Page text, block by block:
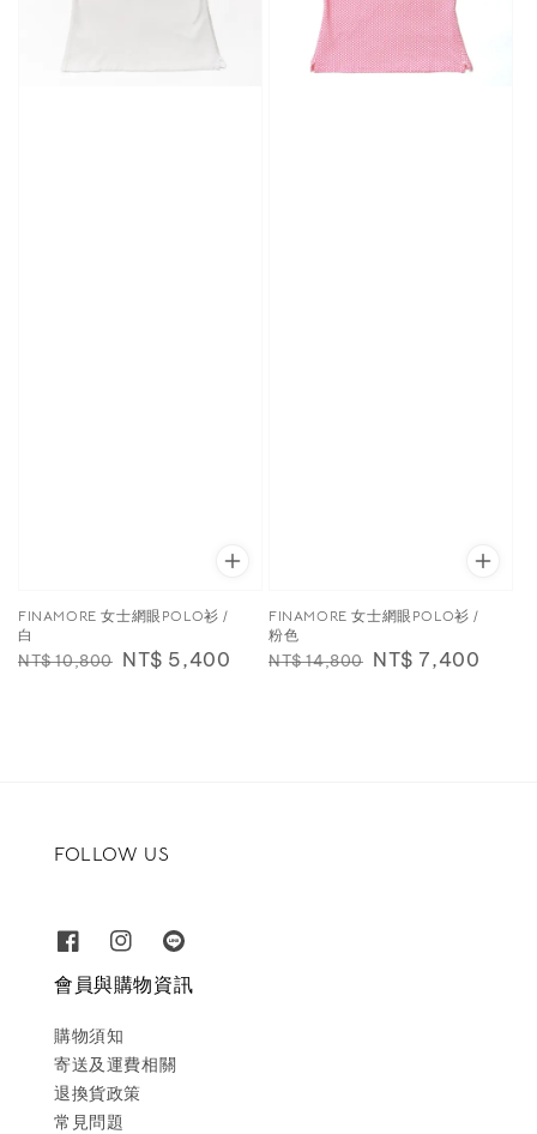
FINAMORE 女士網眼POLO衫 /
白
Regular
NT$ 10,800 Sale
NT$ 5,400
FINAMORE 女士網眼POLO衫 /
粉色
Regular
NT$ 14,800 Sale
NT$ 7,400
FOLLOW US
會員與購物資訊
購物須知
寄送及運費相關
退換貨政策
常見問題